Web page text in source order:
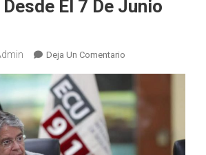
El 7 De Junio
Deja Un ComentarioEn
Autorizar
El
Progresivo